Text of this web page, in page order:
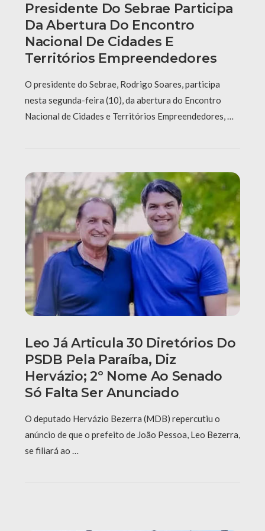
Presidente Do Sebrae Participa
Da Abertura Do Encontro
Nacional De Cidades E
Territórios Empreendedores
O presidente do Sebrae, Rodrigo Soares, participa
nesta segunda-feira (10), da abertura do Encontro
Nacional de Cidades e Territórios Empreendedores, …
Leo Já Articula 30 Diretórios Do
PSDB Pela Paraíba, Diz
Hervázio; 2º Nome Ao Senado
Só Falta Ser Anunciado
O deputado Hervázio Bezerra (MDB) repercutiu o
anúncio de que o prefeito de João Pessoa, Leo Bezerra,
se filiará ao …